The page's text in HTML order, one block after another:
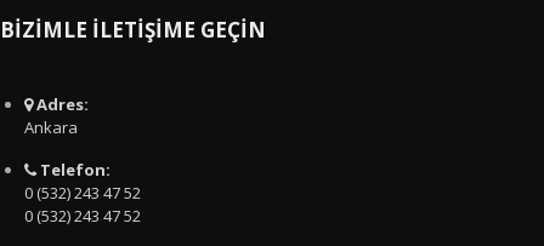
BİZİMLE İLETİŞİME GEÇİN
Adres:
Ankara
Telefon:
0 (532) 243 47 52
0 (532) 243 47 52